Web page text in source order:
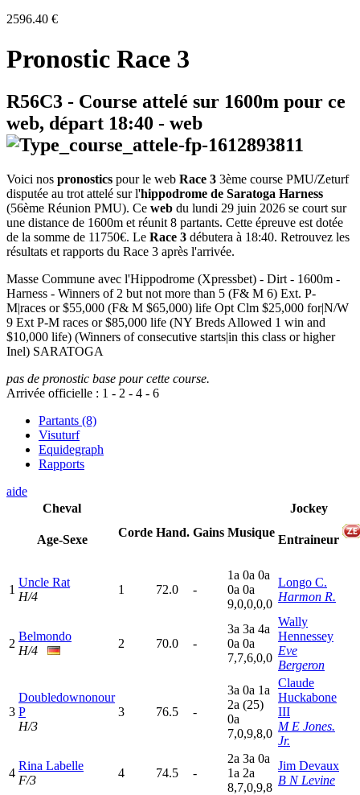
2596.40 €
Pronostic Race 3
R56C3 - Course attelé sur 1600m pour ce
web, départ 18:40 - web
Voici nos pronostics pour le web Race 3 3ème course PMU/Zeturf
disputée au trot attelé sur l'hippodrome de Saratoga Harness
(56ème Réunion PMU). Ce web du lundi 29 juin 2026 se court sur
une distance de 1600m et réunit 8 partants. Cette épreuve est dotée
de la somme de 11750€. Le Race 3 débutera à 18:40. Retrouvez les
résultats et rapports du Race 3 après l'arrivée.
Masse Commune avec l'Hippodrome (Xpressbet) - Dirt - 1600m -
Harness - Winners of 2 but not more than 5 (F& M 6) Ext. P-
M|races or $55,000 (F& M $65,000) life Opt Clm $25,000 for|N/W
9 Ext P-M races or $85,000 life (NY Breds Allowed 1 win and
$10,000 life) (Winners of consecutive starts|in this class or higher
Inel) SARATOGA
pas de pronostic base pour cette course.
Arrivée officielle : 1 - 2 - 4 - 6
Partants (8)
Visuturf
Equidegraph
Rapports
aide
Cheval
Age-Sexe
Corde Hand. Gains Musique
Jockey
Entraineur
1
Uncle Rat
H/4
1 72.0 -
1a 0a 0a
0a 0a
9,0,0,0,0
Longo C.
Harmon R.
2
Belmondo
H/4
2 70.0 -
3a 3a 4a
0a 0a
7,7,6,0,0
Wally
Hennessey
Eve
Bergeron
3
Doubledownonour
P
H/3
3 76.5 -
3a 0a 1a
2a (25)
0a
7,0,9,8,0
Claude
Huckabone
III
M E Jones.
Jr.
4
Rina Labelle
F/3
4 74.5 -
2a 3a 0a
1a 2a
8,7,0,9,8
Jim Devaux
B N Levine